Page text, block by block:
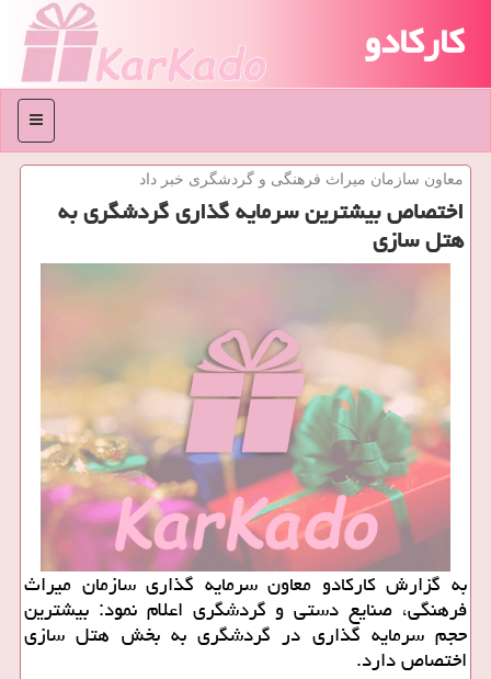
کارکادو
منو
معاون سازمان میراث فرهنگی و گردشگری خبر داد
اختصاص بیشترین سرمایه گذاری گردشگری به
هتل سازی
به گزارش كاركادو معاون سرمایه گذاری سازمان میراث
فرهنگی، صنایع دستی و گردشگری اعلام نمود: بیشترین
حجم سرمایه گذاری در گردشگری به بخش هتل سازی
اختصاص دارد.